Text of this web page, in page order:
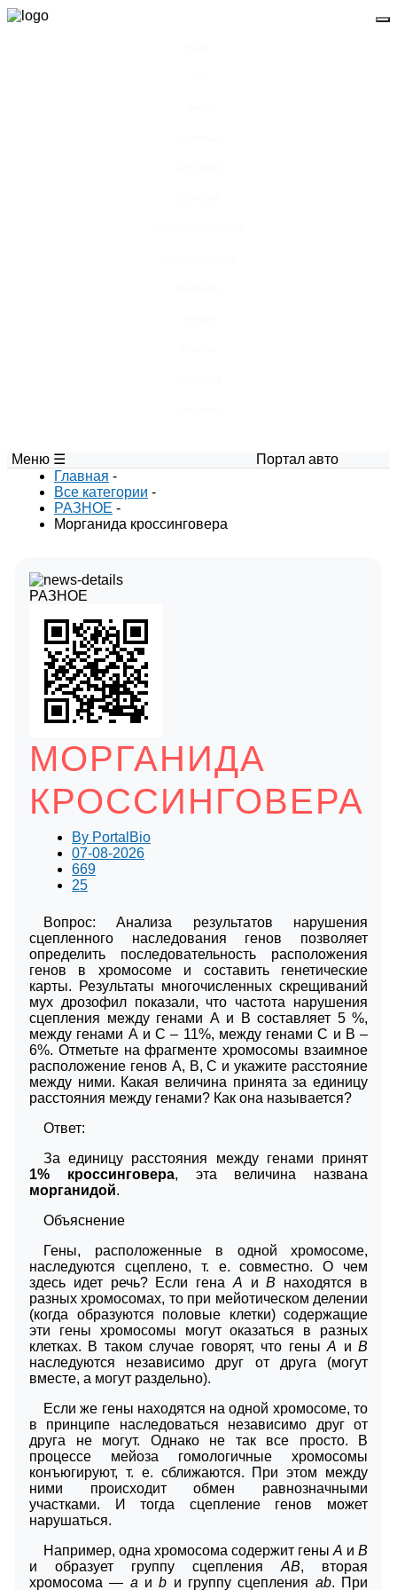
Меню ☰
Портал авторских
Главная -
Все категории -
РАЗНОЕ -
Морганида кроссинговера
РАЗНОЕ
МОРГАНИДА
КРОССИНГОВЕРА
By PortalBio
07-08-2026
669
25
Вопрос: Анализа результатов нарушения
сцепленного наследования генов позволяет
определить последовательность расположения
генов в хромосоме и составить генетические
карты. Результаты многочисленных скрещиваний
мух дрозофил показали, что частота нарушения
сцепления между генами А и В составляет 5 %,
между генами А и С – 11%, между генами С и В –
6%. Отметьте на фрагменте хромосомы взаимное
расположение генов А, В, С и укажите расстояние
между ними. Какая величина принята за единицу
расстояния между генами? Как она называется?
Ответ:
За единицу расстояния между генами принят
1% кроссинговера, эта величина названа
морганидой.
Объяснение
Гены, расположенные в одной хромосоме,
наследуются сцеплено, т. е. совместно. О чем
здесь идет речь? Если гена A иB находятся в
разных хромосомах, то при мейотическом делении
(когда образуются половые клетки) содержащие
эти гены хромосомы могут оказаться в разных
клетках. В таком случае говорят, что геныA иB
наследуются независимо друг от друга (могут
вместе, а могут раздельно).
Если же гены находятся на одной хромосоме, то
в принципе наследоваться независимо друг от
друга не могут. Однако не так все просто. В
процессе мейоза гомологичные хромосомы
конъюгируют, т. е. сближаются. При этом между
ними происходит обмен равнозначными
участками. И тогда сцепление генов может
нарушаться.
Например, одна хромосома содержит гены A и B
и образует группу сцепления AB, вторая
хромосома — a иb и группу сцепления ab. При